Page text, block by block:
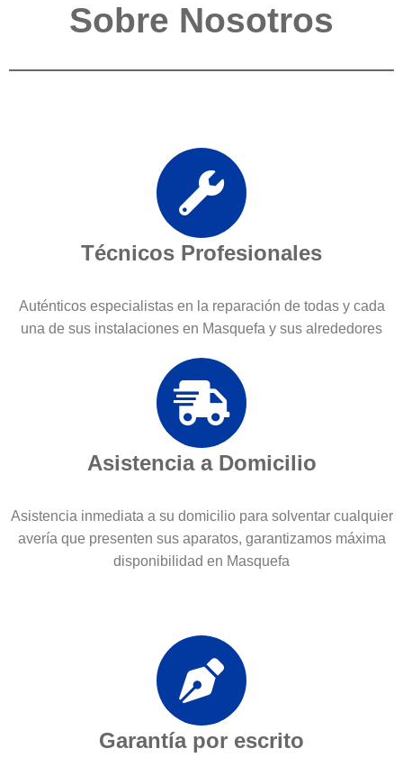
Sobre Nosotros
Técnicos Profesionales
Auténticos especialistas en la reparación de todas y cada
una de sus instalaciones en Masquefa y sus alrededores
Asistencia a Domicilio
Asistencia inmediata a su domicilio para solventar cualquier
avería que presenten sus aparatos, garantizamos máxima
disponibilidad en Masquefa
Garantía por escrito